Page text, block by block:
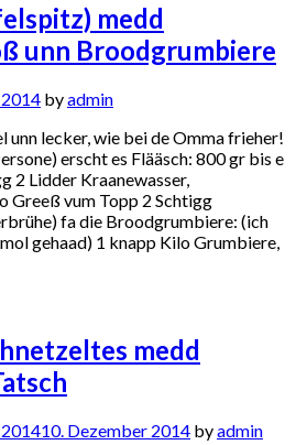
medd
unn Broodgrumbiere
byadmin
unn lecker, wie bei de Omma frieher!
erscht es Flääsch: 800 gr bis e
2 Lidder Kraanewasser,
Greeß vum Topp 2 Schtigg
fa die Broodgrumbiere: (ich
gehaad) 1 knapp Kilo Grumbiere,
medd
10. Dezember 2014 byadmin